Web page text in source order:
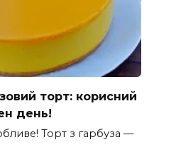
торт: корисний
день!
Торт з гарбуза —